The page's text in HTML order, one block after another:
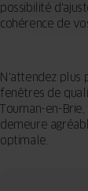
possibilité
cohérence de
N'attendez plus
fenêtres de
Tournan-en-Brie,
demeure
optimale.